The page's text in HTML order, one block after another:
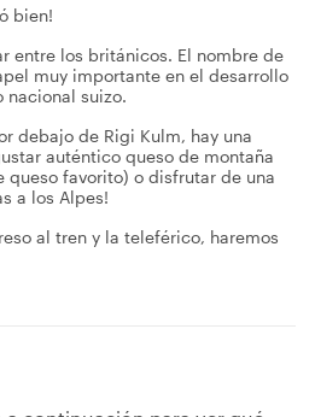
bien!
entre los británicos. El nombre de
muy importante en el desarrollo
suizo.
debajo de Rigi Kulm, hay una
auténtico queso de montaña
queso favorito) o disfrutar de una
a los Alpes!
al tren y la teleférico, haremos